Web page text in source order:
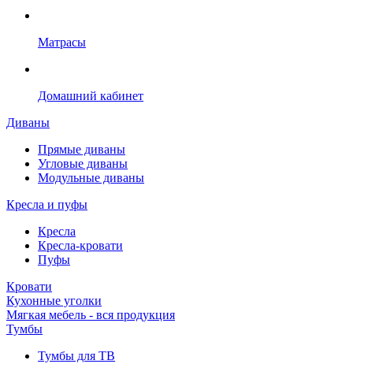
Матрасы
Домашний кабинет
Диваны
Прямые диваны
Угловые диваны
Модульные диваны
Кресла и пуфы
Кресла
Кресла-кровати
Пуфы
Кровати
Кухонные уголки
Мягкая мебель - вся продукция
Тумбы
Тумбы для ТВ